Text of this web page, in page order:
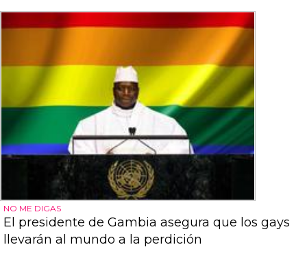
NO ME DIGAS
El presidente de Gambia asegura que los gays
llevarán al mundo a la perdición